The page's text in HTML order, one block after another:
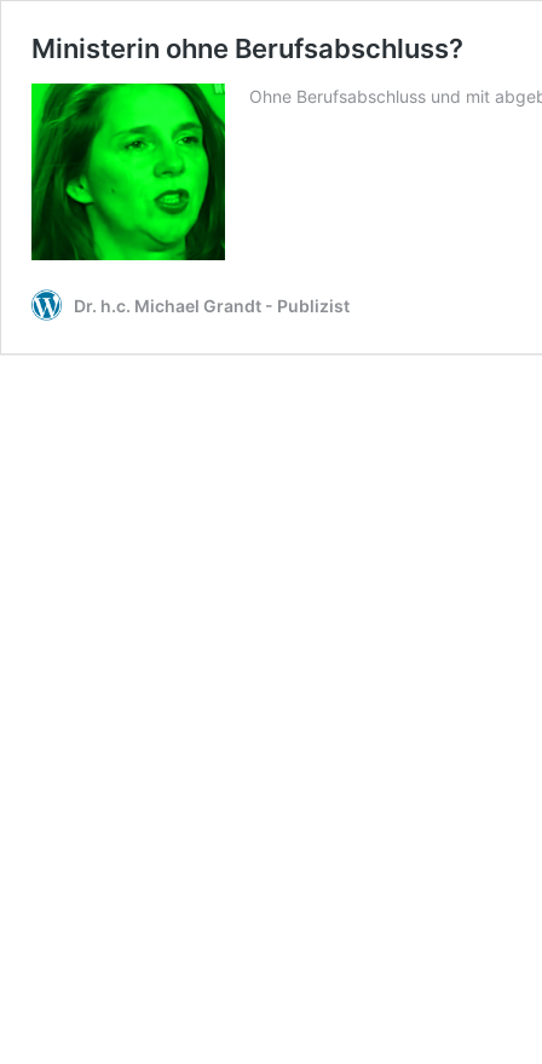
Ministerin ohne Berufsabschluss?
Ohne Berufsabschluss und mit
Dr. h.c. Michael Grandt - Publizist